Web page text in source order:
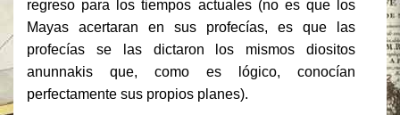
regreso para los tiempos actuales (no es que los
Mayas acertaran en sus profecías, es que las
profecías se las dictaron los mismos diositos
anunnakis que, como es lógico, conocían
perfectamente sus propios planes).